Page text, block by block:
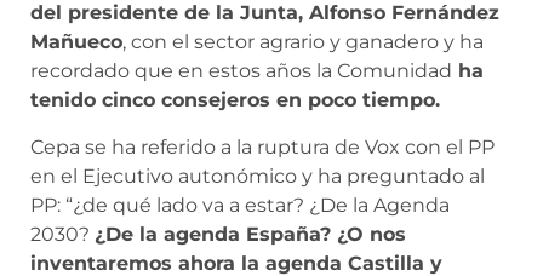
del presidente de la Junta, Alfonso Fernández
Mañueco, con el sector agrario y ganadero y ha
recordado que en estos años la Comunidad ha
tenido cinco consejeros en poco tiempo.
Cepa se ha referido a la ruptura de Vox con el PP
en el Ejecutivo autonómico y ha preguntado al
PP: “¿de qué lado va a estar? ¿De la Agenda
2030? ¿De la agenda España? ¿O nos
inventaremos ahora la agenda Castilla y